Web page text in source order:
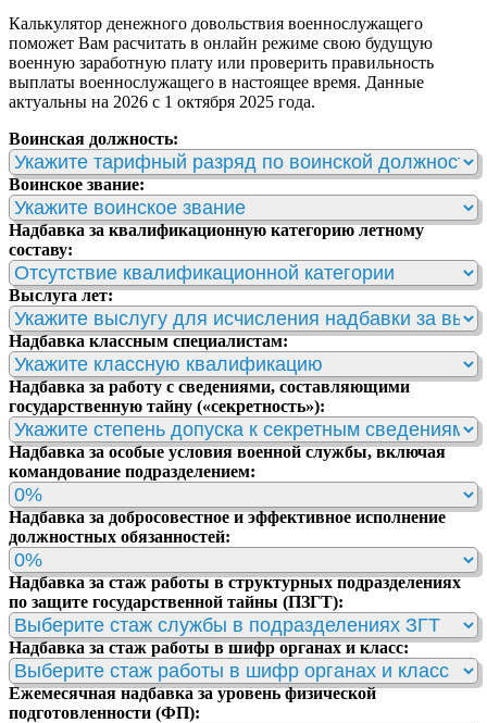
Калькулятор денежного довольствия военнослужащего
поможет Вам расчитать в онлайн режиме свою будущую
военную заработную плату или проверить правильность
выплаты военнослужащего в настоящее время. Данные
актуальны на 2026 с 1 октября 2025 года.
Воинская должность:
Воинское звание:
Надбавка за квалификационную категорию летному
составу:
Выслуга лет:
Надбавка классным специалистам:
Надбавка за работу с сведениями, составляющими
государственную тайну («секретность»):
Надбавка за особые условия военной службы, включая
командование подразделением:
Надбавка за добросовестное и эффективное исполнение
должностных обязанностей:
Надбавка за стаж работы в структурных подразделениях
по защите государственной тайны (ПЗГТ):
Надбавка за стаж работы в шифр органах и класс:
Ежемесячная надбавка за уровень физической
подготовленности (ФП):